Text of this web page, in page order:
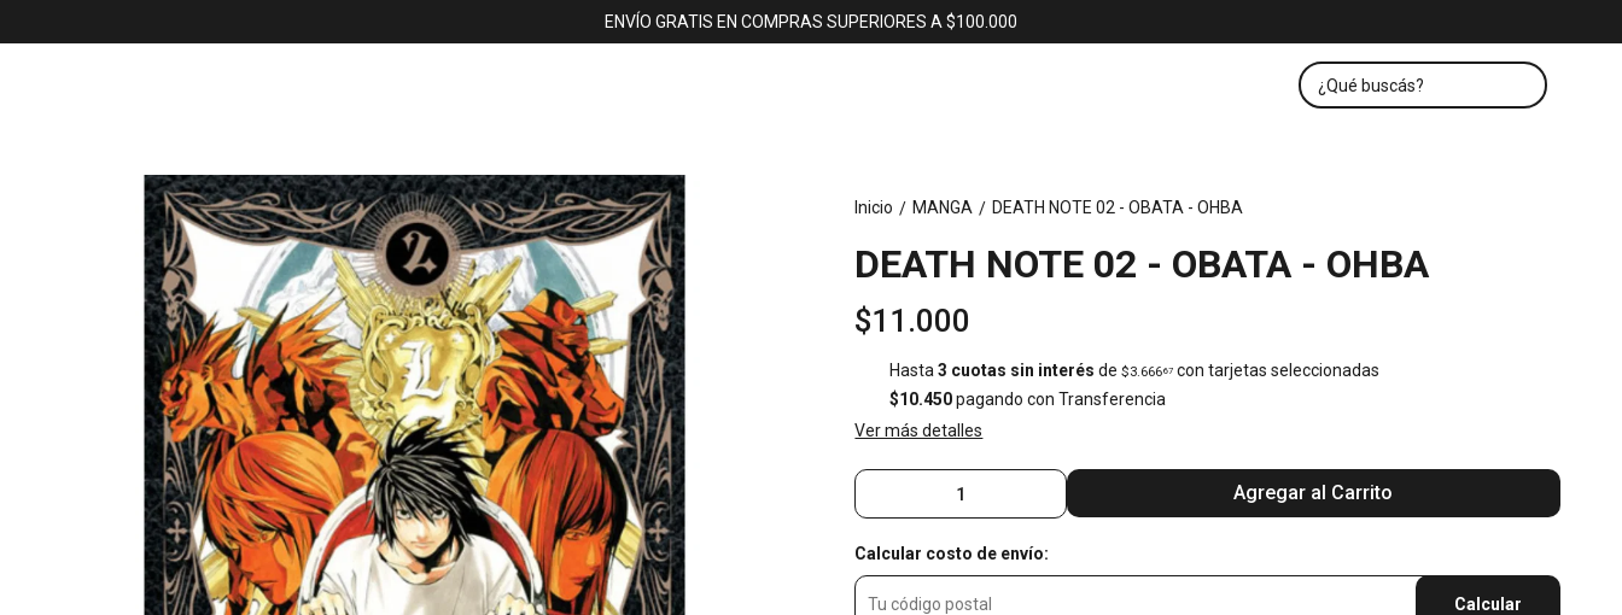
ENVÍO GRATIS EN COMPRAS SUPERIORES A $100.000
Inicio / MANGA / DEATH NOTE 02 - OBATA - OHBA
DEATH NOTE 02 - OBATA - OHBA
$11.000
Hasta3 cuotas sin interés de$3.66667 con tarjetas seleccionadas
$10.450pagando con Transferencia
Ver más detalles
Agregar al Carrito
Calcular costo de envío:
Calcular